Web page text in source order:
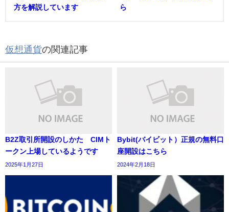
方を解説しています
ら
仮想通貨の関連記事
B2Z取引所開設のしかた CIMト
ークン上場しているようです
2025年1月27日
Bybit(バイビット）正規の無料口
座開設はこちら
2024年2月18日